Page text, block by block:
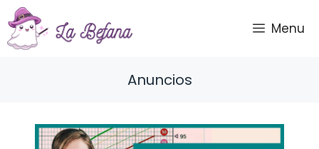
Saltar
al
contenido
Menu
Anuncios